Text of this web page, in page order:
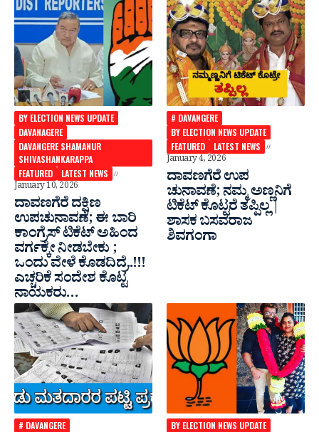
BY ELECTION NEWS UPDATE
DAVANAGERE
DAVANGERE SHAMANUR
SHIVASHANKARAPPA
FEATURED
LATEST NEWS
January 10, 2026
ದಾವಣಗೆರೆ ದಕ್ಷಿಣ
ಉಪಚುನಾವಣೆ; ಈ ಬಾರಿ
ಕಾಂಗ್ರೆಸ್ ಟಿಕೆಟ್ ಅಹಿಂದ
ವರ್ಗಕ್ಕೇ ನೀಡಬೇಕು ;
ಒಂದು ವೇಳೆ ಕೊಡದಿದ್ರೆ..!!!
ಎಚ್ಚರಿಕೆ ಸಂದೇಶ‌ ಕೊಟ್ಟ
ನಾಯಕರು…
# DAVANGERE
BY ELECTION NEWS UPDATE
FEATURED
LATEST NEWS
January 4, 2026
ದಾವಣಗೆರೆ ಉಪ
ಚುನಾವಣೆ; ನಮ್ಮ ಅಣ್ಣನಿಗೆ
ಟಿಕೆಟ್ ಕೊಟ್ಟರೆ ತಪ್ಪಿಲ್ಲ |
ಶಾಸಕ ಬಸವರಾಜ
ಶಿವಗಂಗಾ
# DAVANGERE
BY ELECTION NEWS UPDATE